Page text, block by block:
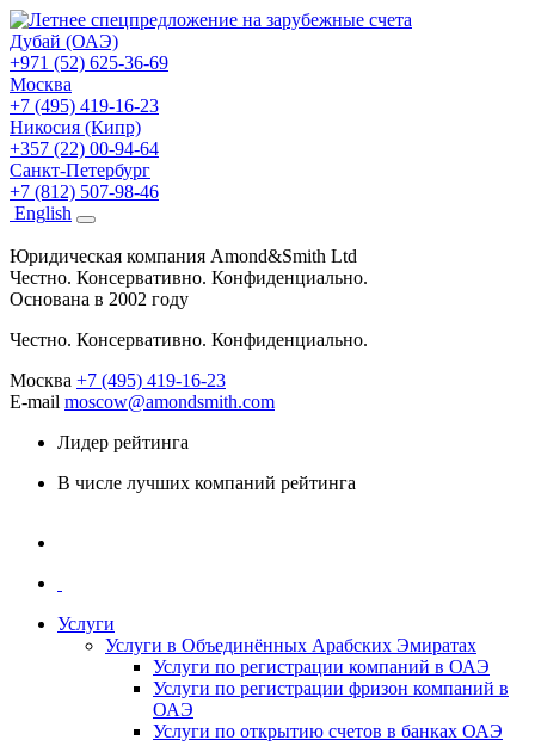
Дубай (ОАЭ)
+971 (52) 625-36-69
Москва
+7 (495) 419-16-23
Никосия (Кипр)
+357 (22) 00-94-64
Санкт-Петербург
+7 (812) 507-98-46
English
Юридическая компания Amond&Smith Ltd
Честно. Консервативно. Конфиденциально.
Основана в 2002 году
Честно. Консервативно. Конфиденциально.
Москва +7 (495) 419-16-23
E-mail moscow@amondsmith.com
Лидер рейтинга
В числе лучших компаний рейтинга
Услуги
Услуги в Объединённых Арабских Эмиратах
Услуги по регистрации компаний в ОАЭ
Услуги по регистрации фризон компаний в
ОАЭ
Услуги по открытию счетов в банках ОАЭ